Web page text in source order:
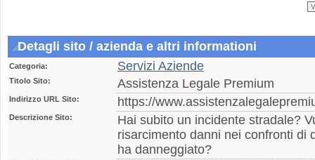
Detagli sito / azienda e altri informationi
Categoria: Servizi Aziende
Titolo Sito: Assistenza Legale Premium
Indirizzo URL Sito: https://
Descrizione Sito:
Hai subito un incidente stradale?
risarcimento danni nei confronti di
ha danneggiato?